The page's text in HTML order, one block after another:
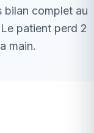
bilan complet au
patient perd 2
main.